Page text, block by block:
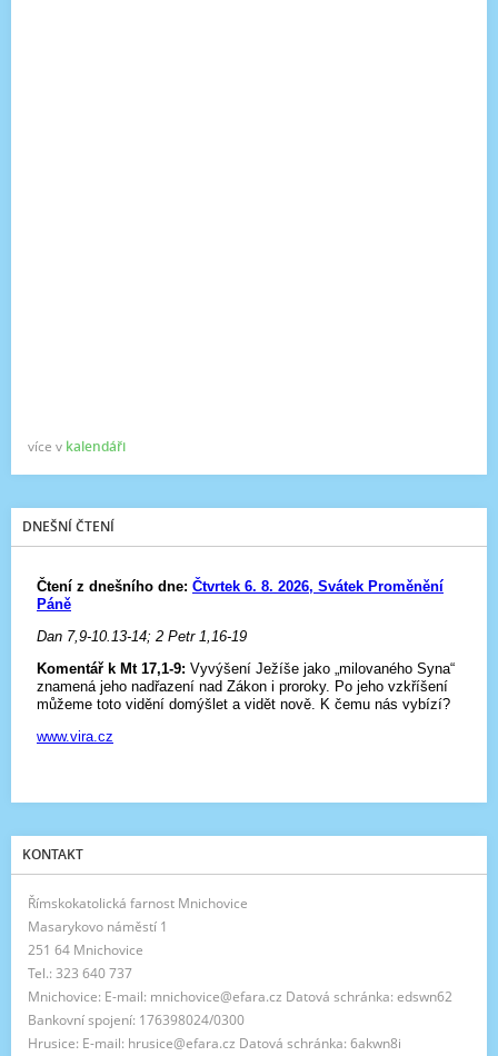
více v kalendáři
DNEŠNÍ ČTENÍ
KONTAKT
Římskokatolická farnost Mnichovice
Masarykovo náměstí 1
251 64 Mnichovice
Tel.: 323 640 737
Mnichovice: E-mail: mnichovice@efara.cz Datová schránka: edswn62
Bankovní spojení: 176398024/0300
Hrusice: E-mail: hrusice@efara.cz Datová schránka: 6akwn8i